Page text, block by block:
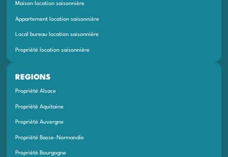
Maison location saisonnière
Appartement location saisonnière
Local bureau location saisonnière
Propriété location saisonnière
REGIONS
Propriété Alsace
Propriété Aquitaine
Propriété Auvergne
Propriété Basse-Normandie
Propriété Bourgogne